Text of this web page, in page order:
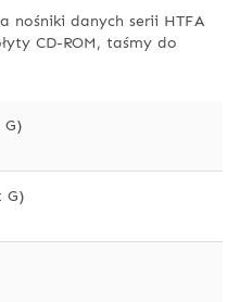
nośniki danych serii HTFA
CD-ROM, taśmy do
G)
G)